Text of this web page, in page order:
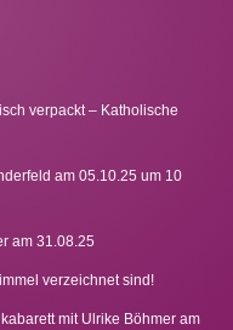
verpackt – Katholische
am 05.10.25 um 10
am 31.08.25
verzeichnet sind!
mit Ulrike Böhmer am